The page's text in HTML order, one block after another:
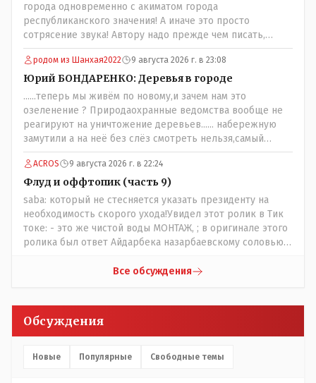
города одновременно с акиматом города
республиканского значения! А иначе это просто
сотрясение звука! Автору надо прежде чем писать,
необходимо самому обратиться в ЖКХ акимата и
разобраться прежде чем своей статьей провоцировать
население города!
родом из Шанхая2022 9 августа 2026 г. в 23:08
Юрий БОНДАРЕНКО: Деревья в городе
......теперь мы живём по новому,и зачем нам это
озеленение ? Природаохранные ведомства вообще не
реагируют на уничтожение деревьев...... набережную
замутили а на неё без слёз смотреть нельзя,самый
наивысший уровень рукопопства наших
строителей"специалистов",как исторические здания
сносить пожалуйста ,а как на века построить слабо.....Вы
вот господин Бондаренко большой учёный прошлись
бы по историческим постройкам сколько было
ликвидировано в советское время и в наше.......
ACROS 9 августа 2026 г. в 22:24
Флуд и оффтопик (часть 9)
saba: который не стесняется указать президенту на
необходимость скорого ухода!Увидел этот ролик в Тик
токе: - это же чистой воды МОНТАЖ, ; в оригинале этого
ролика был ответ Айдарбека назарбаевскому соловью
просто напросто - КЛОУНЫ или МАРИОНЕТКИ власти и
видимость ИНТРИГИ выборов, его как бы и якобы
НАКАЛ - и тот и этот без разрешения АП - и шага,
- идёт СКУЧНАЯ и НУДНАЯ и МОНОТОННАЯ и полностью
Все обсуждения
Обсуждения
Новые Популярные Свободные темы